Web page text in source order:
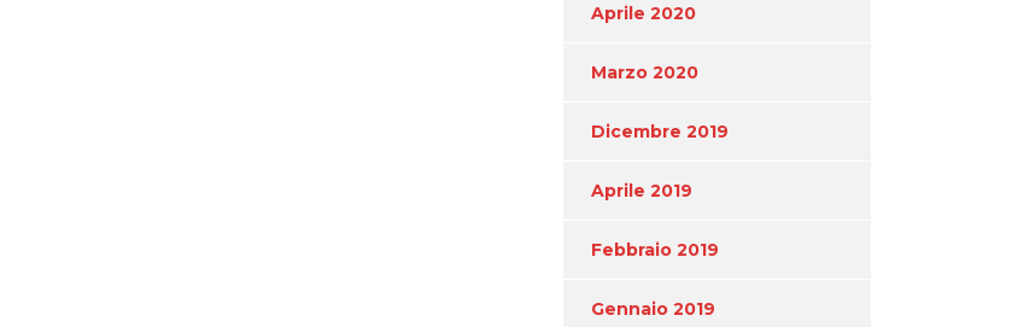
Aprile 2020
Marzo 2020
Dicembre 2019
Aprile 2019
Febbraio 2019
Gennaio 2019